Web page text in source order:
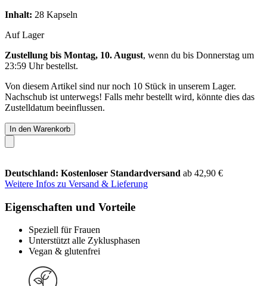
Inhalt: 28 Kapseln
Auf Lager
Zustellung bis Montag, 10. August, wenn du bis Donnerstag um
23:59 Uhrbestellst.
Von diesem Artikel sind nur noch 10 Stück in unserem Lager.
Nachschub ist unterwegs! Falls mehr bestellt wird, könnte dies das
Zustelldatum beeinflussen.
In den Warenkorb
Deutschland: Kostenloser Standardversand ab 42,90 €
Weitere Infos zu Versand & Lieferung
Eigenschaften und Vorteile
Speziell für Frauen
Unterstützt alle Zyklusphasen
Vegan & glutenfrei